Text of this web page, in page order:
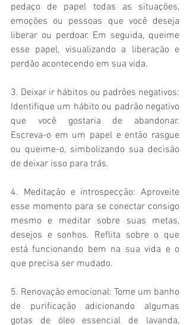
pedaço de papel todas as situações,
emoções ou pessoas que você deseja
liberar ou perdoar. Em seguida, queime
esse papel, visualizando a liberação e
perdão acontecendo em sua vida.
3. Deixar ir hábitos ou padrões negativos:
Identifique um hábito ou padrão negativo
que você gostaria de abandonar.
Escreva-o em um papel e então rasgue
ou queime-o, simbolizando sua decisão
de deixar isso para trás.
4. Meditação e introspecção: Aproveite
esse momento para se conectar consigo
mesmo e meditar sobre suas metas,
desejos e sonhos. Reflita sobre o que
está funcionando bem na sua vida e o
que precisa ser mudado.
5. Renovação emocional: Tome um banho
de purificação adicionando algumas
gotas de óleo essencial de lavanda,